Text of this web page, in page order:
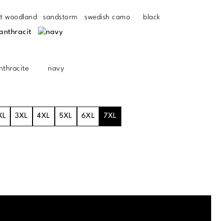
woodland sandstorm swedish camo black
navy
3XL 4XL 5XL 6XL 7XL